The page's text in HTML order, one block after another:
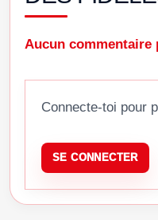
Aucun commentaire
Connecte-toi pour
SE CONNECTER